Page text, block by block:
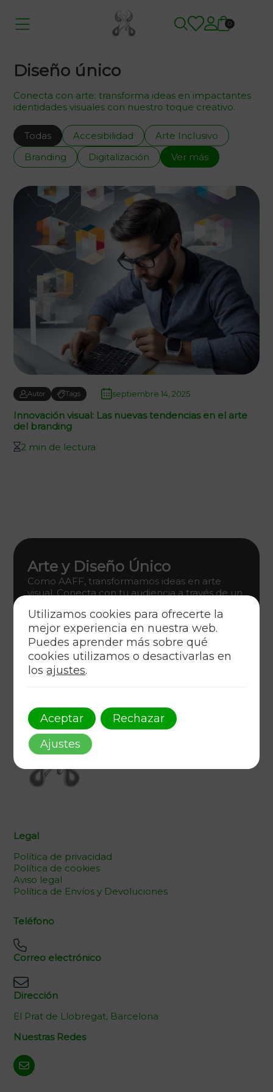
0
Diseño único
Conecta con arte: transforma ideas en impactantes
identidades visuales con nuestro toque creativo.
Todas Accesibilidad
Arte Inclusivo
Branding
Digitalización Ver más
Autor Tags septiembre 14, 2025
Innovación visual: Las nuevas tendencias en el arte
del branding
2 min de lectura
Arte y Diseño Único
Como AAFF, transformamos ideas en arte
visual. Conecta con tu audiencia a través de un
estrategia.
Descúbrelo
Legal
Política de privacidad
Política de cookies
Aviso legal
Política de Envíos y Devoluciones
Teléfono
Correo electrónico
Dirección
El Prat de Llobregat, Barcelona
Nuestras Redes
Utilizamos cookies para ofrecerte la
mejor experiencia en nuestra web.
Puedes aprender más sobre qué
cookies utilizamos o desactivarlas en
losajustes.
Aceptar
Rechazar
Ajustes